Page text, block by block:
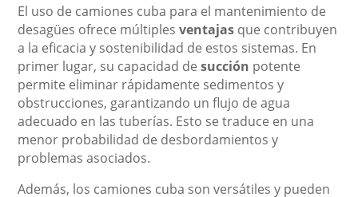
El uso de camiones cuba para el mantenimiento de
desagües ofrece múltiplesventajas que contribuyen
a la eficacia y sostenibilidad de estos sistemas. En
primer lugar, su capacidad desucción potente
permite eliminar rápidamente sedimentos y
obstrucciones, garantizando un flujo de agua
adecuado en las tuberías. Esto se traduce en una
menor probabilidad de desbordamientos y
problemas asociados.
Además, los camiones cuba son versátiles y pueden